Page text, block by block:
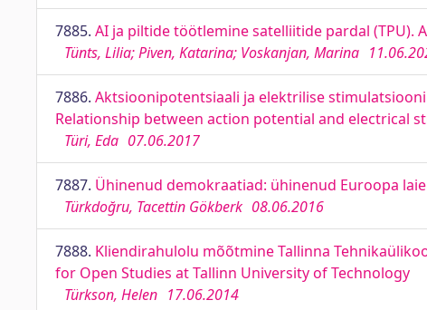
7885. AI ja piltide töötlemine satelliitide pardal (TPU).
Tünts, Lilia; Piven, Katarina; Voskanjan, Marina
7886. Aktsioonipotentsiaali ja elektrilise
Relationship between action potential and electrical
Türi, Eda 07.06.2017
7887. Ühinenud demokraatiad: ühinenud Euroopa
Türkdoğru, Tacettin Gökberk 08.06.2016
7888. Kliendirahulolu mõõtmine Tallinna
for Open Studies at Tallinn University of Technology
Türkson, Helen 17.06.2014